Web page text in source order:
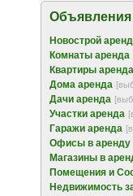
Объявления
Новострой
Комнаты аренда
Квартиры аренда
Дома аренда
Дачи аренда
Участки аренда
Гаражи аренда
Офисы в аренду
Магазины в
Помещения и
Недвижимость